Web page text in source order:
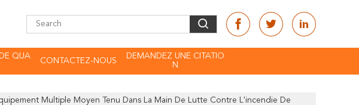
QUA
CONTACTEZ-NOUS
DEMANDEZ UNE CITATIO
N
Multiple Moyen Tenu Dans La Main De Lutte Contre L'incendie De